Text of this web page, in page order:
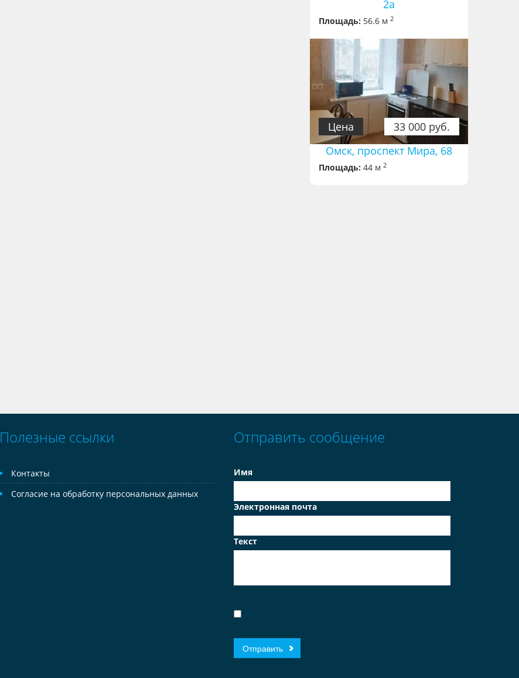
2а
Площадь: 56.6 м 2
33 000 руб.
Цена
Омск, проспект Мира, 68
Площадь: 44 м 2
Полезные ссылки
Контакты
Согласие на обработку персональных данных
Отправить сообщение
Имя
Электронная почта
Текст